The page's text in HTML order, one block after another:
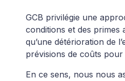
GCB privilégie une
conditions et des primes
qu’une détérioration de
prévisions de coûts
En ce sens, nous nous